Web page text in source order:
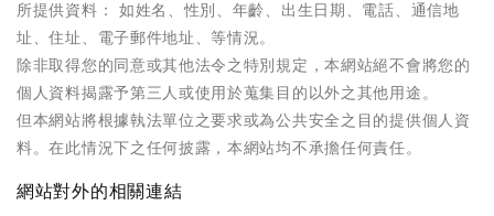
所提供資料： 如姓名、性別、年齡、出生日期、電話、通信地
址、住址、電子郵件地址、等情況。
除非取得您的同意或其他法令之特別規定，本網站絕不會將您的
個人資料揭露予第三人或使用於蒐集目的以外之其他用途。
但本網站將根據執法單位之要求或為公共安全之目的提供個人資
料。在此情況下之任何披露，本網站均不承擔任何責任。​
網站對外的相關連結